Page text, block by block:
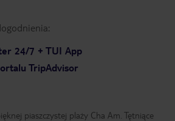
24/7 + TUI App
TripAdvisor
piaszczystej plaży Cha Am. Tętniące